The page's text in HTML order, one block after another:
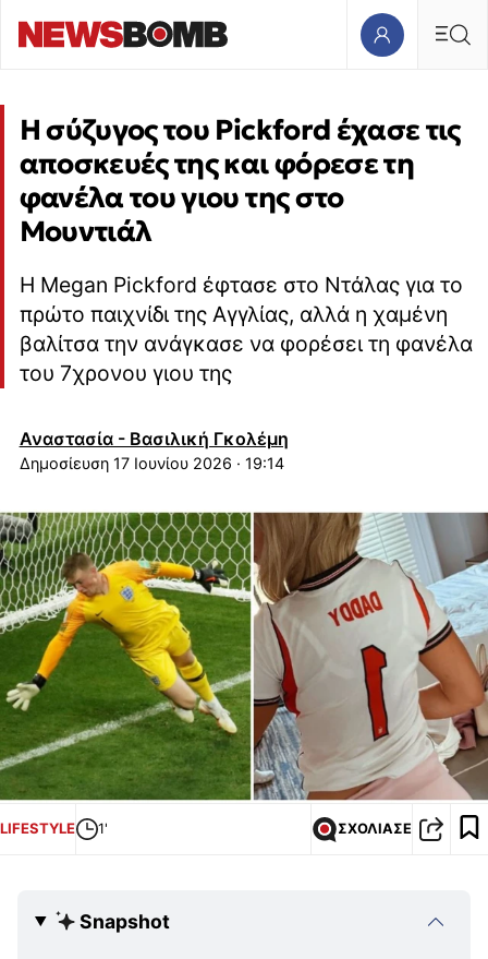
Η σύζυγος του Pickford έχασε τις
αποσκευές της και φόρεσε τη
φανέλα του γιου της στο
Μουντιάλ
Η Megan Pickford έφτασε στο Ντάλας για το
πρώτο παιχνίδι της Αγγλίας, αλλά η χαμένη
βαλίτσα την ανάγκασε να φορέσει τη φανέλα
του 7χρονου γιου της
Αναστασία - Βασιλική Γκολέμη
17 Ιουνίου 2026 · 19:14
LIFESTYLE 1' ΣΧΟΛΙΑΣΕ
Snapshot